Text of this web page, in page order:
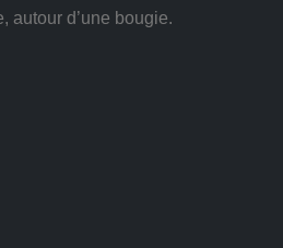
autour d’une bougie.